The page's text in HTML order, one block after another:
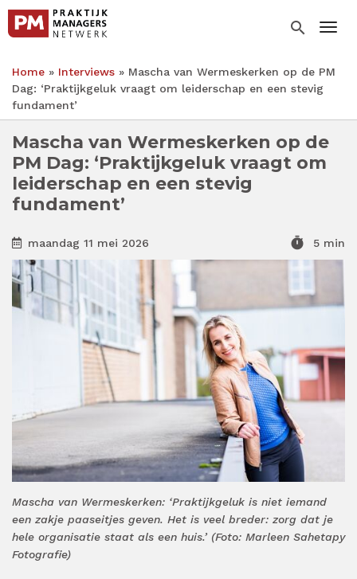
Overslaan
naar
inhoud
gaan
search
Kruimelpad
Home Interviews
Mascha van Wermeskerken op de PM
Dag: ‘Praktijkgeluk vraagt om leiderschap en een stevig
fundament’
Mascha van Wermeskerken op de
PM Dag: ‘Praktijkgeluk vraagt om
leiderschap en een stevig
fundament’
maandag 11 mei 2026 timer 5 min
Mascha van Wermeskerken: ‘Praktijkgeluk is niet iemand
een zakje paaseitjes geven. Het is veel breder: zorg dat je
hele organisatie staat als een huis.’ (Foto: Marleen Sahetapy
Fotografie)